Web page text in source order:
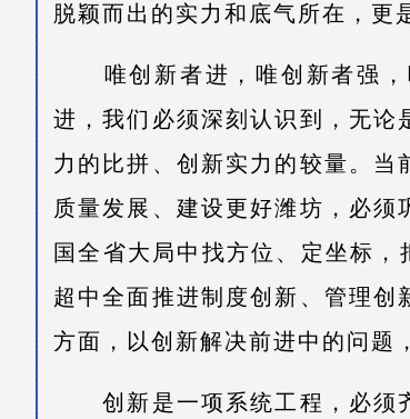
脱颖而出的实力和底气所在，更
唯创新者进，唯创新者强，
进，我们必须深刻认识到，无论
力的比拼、创新实力的较量。当
质量发展、建设更好潍坊，必
国全省大局中找方位、定坐标
超中全面推进制度创新、管理创
方面，以创新解决前进中的问题
创新是一项系统工程，必须